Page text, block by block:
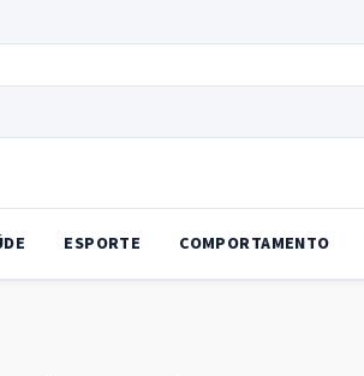
ESPORTE COMPORTAMENTO